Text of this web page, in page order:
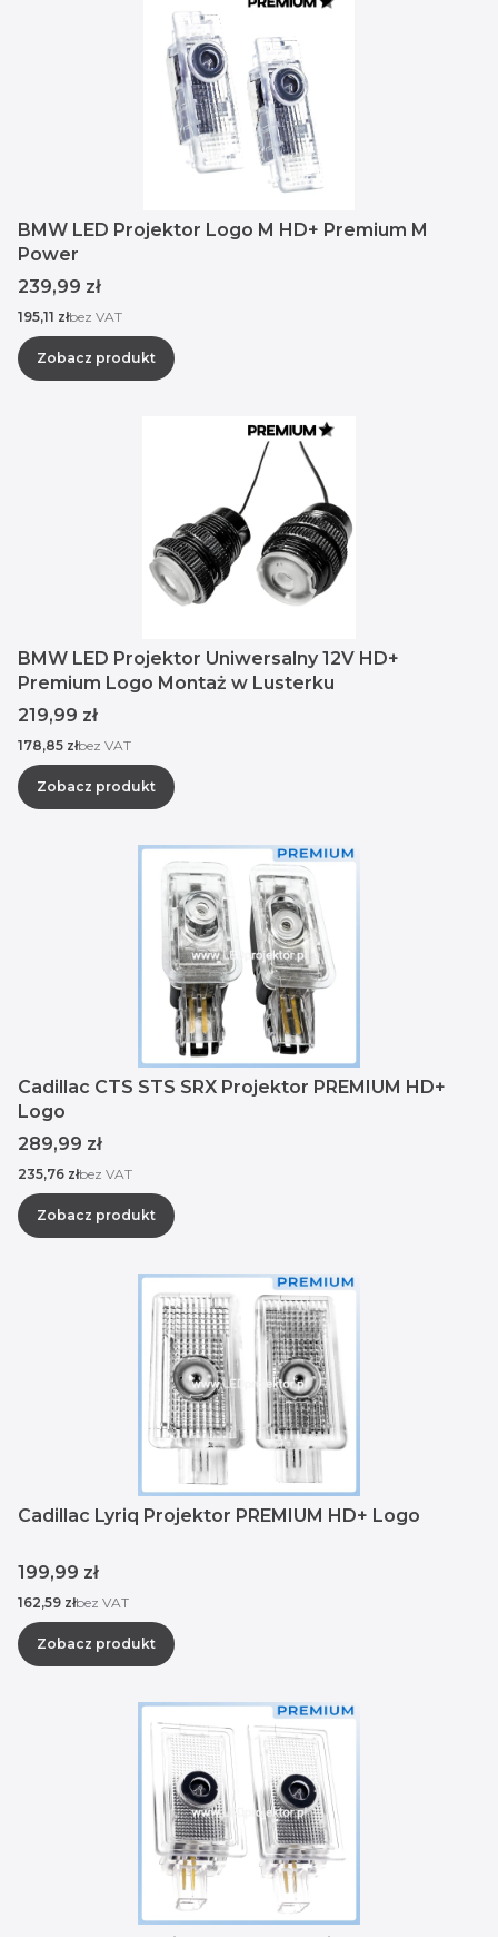
BMW LED Projektor Logo M HD+ Premium M
Power
Cena
239,99 zł
Cena
195,11 złbez VAT
Zobacz produkt
BMW LED Projektor Uniwersalny 12V HD+
Premium Logo Montaż w Lusterku
Cena
219,99 zł
Cena
178,85 złbez VAT
Zobacz produkt
Cadillac CTS STS SRX Projektor PREMIUM HD+
Logo
Cena
289,99 zł
Cena
235,76 złbez VAT
Zobacz produkt
Cadillac Lyriq Projektor PREMIUM HD+ Logo
Cena
199,99 zł
Cena
162,59 złbez VAT
Zobacz produkt